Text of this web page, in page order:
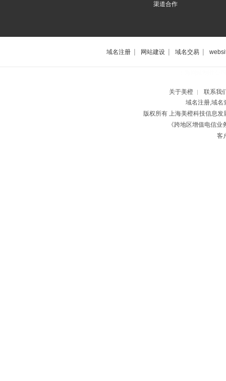
渠道合作
域名注册 | 网站建设 | 域名交易 |
关于美橙 |
联系我
域名注册,域名
版权所有 上海美橙科技信息
《跨地区增值电信
客